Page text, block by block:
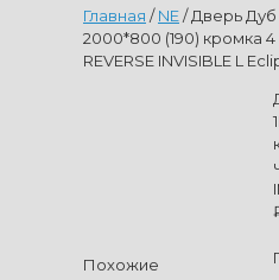
Главная /NE/ Дверь Дуб
2000*800 (190) кромка
REVERSE INVISIBLE L
Похожие